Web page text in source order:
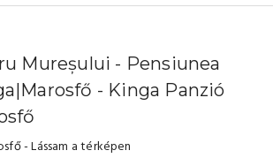
Mureșului - Pensiunea
- Kinga Panzió
- Lássam a térképen